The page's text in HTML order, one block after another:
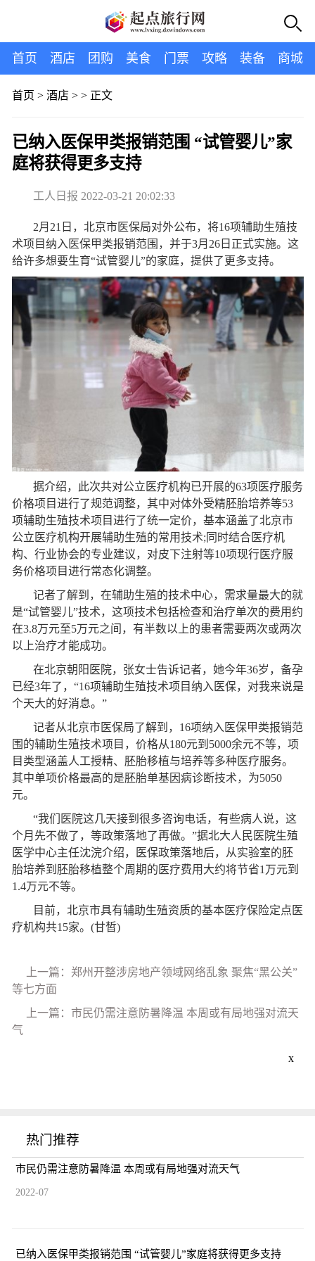
首页 酒店 团购 美食 门票 攻略 装备 商城
首页 > 酒店> > 正文
已纳入医保甲类报销范围 “试管婴儿”家
庭将获得更多支持
工人日报 2022-03-21 20:02:33
2月21日，北京市医保局对外公布，将16项辅助生殖技
术项目纳入医保甲类报销范围，并于3月26日正式实施。这
给许多想要生育“试管婴儿”的家庭，提供了更多支持。
据介绍，此次共对公立医疗机构已开展的63项医疗服务
价格项目进行了规范调整，其中对体外受精胚胎培养等53
项辅助生殖技术项目进行了统一定价，基本涵盖了北京市
公立医疗机构开展辅助生殖的常用技术;同时结合医疗机
构、行业协会的专业建议，对皮下注射等10项现行医疗服
务价格项目进行常态化调整。
记者了解到，在辅助生殖的技术中心，需求量最大的就
是“试管婴儿”技术，这项技术包括检查和治疗单次的费用约
在3.8万元至5万元之间，有半数以上的患者需要两次或两次
以上治疗才能成功。
在北京朝阳医院，张女士告诉记者，她今年36岁，备孕
已经3年了，“16项辅助生殖技术项目纳入医保，对我来说是
个天大的好消息。”
记者从北京市医保局了解到，16项纳入医保甲类报销范
围的辅助生殖技术项目，价格从180元到5000余元不等，项
目类型涵盖人工授精、胚胎移植与培养等多种医疗服务。
其中单项价格最高的是胚胎单基因病诊断技术，为5050
元。
“我们医院这几天接到很多咨询电话，有些病人说，这
个月先不做了，等政策落地了再做。”据北大人民医院生殖
医学中心主任沈浣介绍，医保政策落地后，从实验室的胚
胎培养到胚胎移植整个周期的医疗费用大约将节省1万元到
1.4万元不等。
目前，北京市具有辅助生殖资质的基本医疗保险定点医
疗机构共15家。(甘皙)
上一篇：郑州开整涉房地产领域网络乱象 聚焦“黑公关”
等七方面
上一篇：市民仍需注意防暑降温 本周或有局地强对流天
气
x
热门推荐
市民仍需注意防暑降温 本周或有局地强对流天气
2022-07
已纳入医保甲类报销范围 “试管婴儿”家庭将获得更多支持